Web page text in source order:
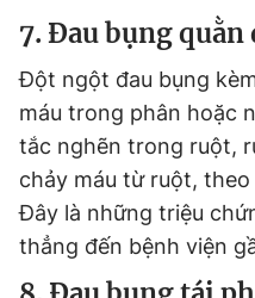
7. Đau bụng
Đột ngột đau bụng
máu trong phân hoặc
tắc nghẽn trong ruột,
chảy máu từ ruột, theo
Đây là những triệu
thẳng đến bệnh viện